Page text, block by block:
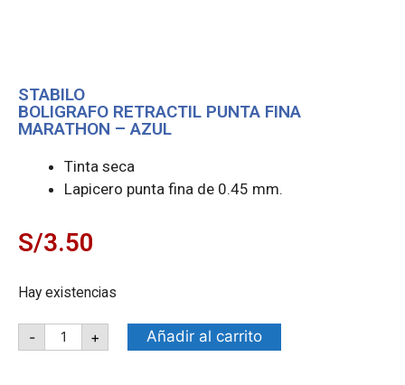
STABILO
BOLIGRAFO RETRACTIL PUNTA FINA
MARATHON – AZUL
Tinta seca
Lapicero punta fina de 0.45 mm.
S/3.50
Hay existencias
- + Añadir al carrito